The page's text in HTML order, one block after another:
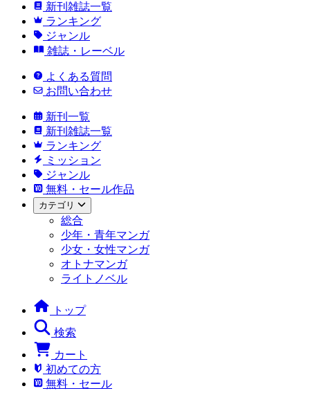
新刊雑誌一覧
ランキング
ジャンル
雑誌・レーベル
よくある質問
お問い合わせ
新刊一覧
新刊雑誌一覧
ランキング
ミッション
ジャンル
無料・セール作品
カテゴリ
総合
少年・青年マンガ
少女・女性マンガ
オトナマンガ
ライトノベル
トップ
検索
カート
初めての方
無料・セール